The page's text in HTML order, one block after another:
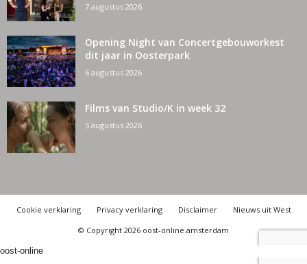
7 augustus 2026
Opening Night van Concertgebouworkest
dit jaar in Oosterpark
6 augustus 2026
Films van Studio/K in week 32
5 augustus 2026
Cookie verklaring Privacy verklaring Disclaimer
Nieuws uit West
© Copyright 2026 oost-online.amsterdam
oost-online